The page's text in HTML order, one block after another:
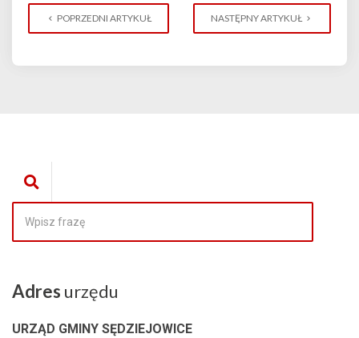
POPRZEDNI ARTYKUŁ NASTĘPNY ARTYKUŁ
Adres urzędu
URZĄD GMINY SĘDZIEJOWICE